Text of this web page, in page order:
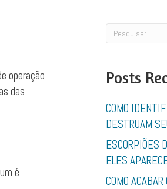
operação
das
é
Posts
COMO
DESTRUAM
ESCORPIÕES
ELES
COMO